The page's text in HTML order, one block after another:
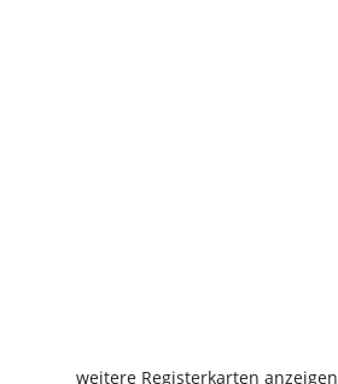
weitere Registerkarten anzeigen